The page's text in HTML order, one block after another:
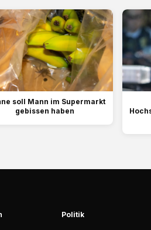
soll Mann im Supermarkt
gebissen haben
Politik